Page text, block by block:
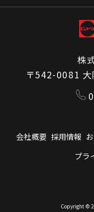
会社概要 採用情報
プラ
株
〒542-0081
Copyright ©